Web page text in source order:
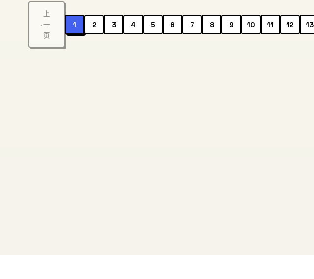
上
一
页
1 2 3 4 5 6 7 8 9 10 11 12 13